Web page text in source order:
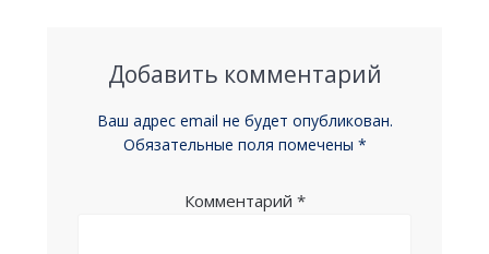
Добавить комментарий
Ваш адрес email не будет опубликован.
Обязательные поля помечены *
Комментарий *